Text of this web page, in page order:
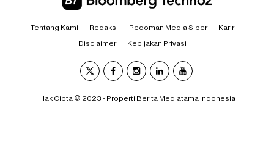
Tentang Kami Redaksi Pedoman Media Siber Karir
Disclaimer Kebijakan Privasi
Hak Cipta © 2023 - Properti Berita Mediatama Indonesia